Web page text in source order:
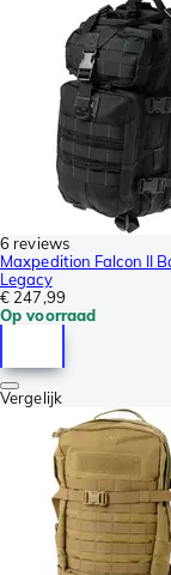
6 reviews
Maxpedition Falcon II
Legacy
€ 247,99
Op voorraad
Vergelijk